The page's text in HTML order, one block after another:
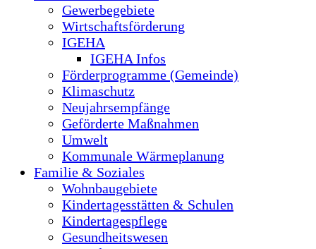
Gewerbegebiete
Wirtschaftsförderung
IGEHA
IGEHA Infos
Förderprogramme (Gemeinde)
Klimaschutz
Neujahrsempfänge
Geförderte Maßnahmen
Umwelt
Kommunale Wärmeplanung
Familie & Soziales
Wohnbaugebiete
Kindertagesstätten & Schulen
Kindertagespflege
Gesundheitswesen